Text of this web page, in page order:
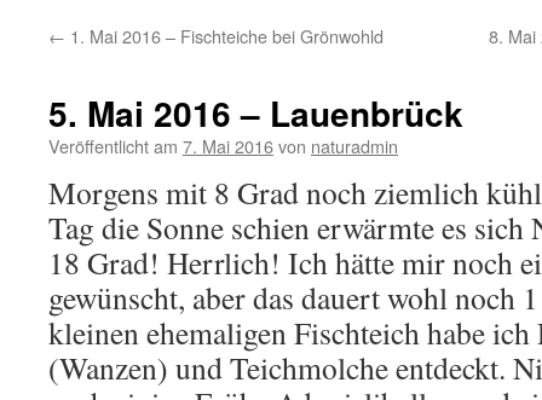
← 1. Mai 2016 – Fischteiche bei Grönwohld 8. Mai
5. Mai 2016 – Lauenbrück
Veröffentlicht am 7. Mai 2016von naturadmin
Morgens mit 8 Grad noch ziemlich
Tag die Sonne schien erwärmte es sich
18 Grad! Herrlich! Ich hätte mir noch
gewünscht, aber das dauert wohl noch
kleinen ehemaligen Fischteich habe
(Wanzen) und Teichmolche entdeckt.